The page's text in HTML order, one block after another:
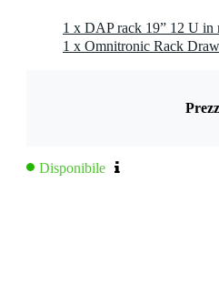
1 x DAP rack 19” 12 U in
1 x Omnitronic Rack
Disponibile